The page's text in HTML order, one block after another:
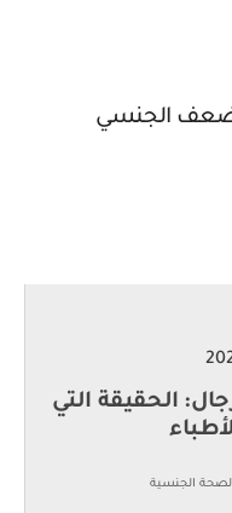
الجنسي
الحقيقة التي
الجنسية